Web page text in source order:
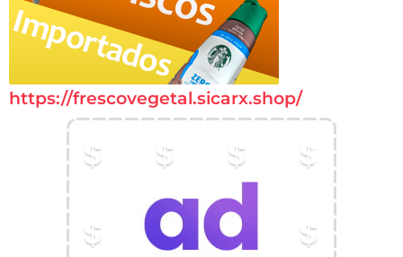
https://frescovegetal.sicarx.shop/